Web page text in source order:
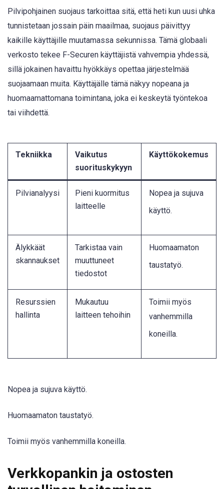
Pilvipohjainen suojaus tarkoittaa sitä, että heti kun uusi uhka
tunnistetaan jossain päin maailmaa, suojaus päivittyy
kaikille käyttäjille muutamassa sekunnissa. Tämä globaali
verkosto tekee F-Securen käyttäjistä vahvempia yhdessä,
sillä jokainen havaittu hyökkäys opettaa järjestelmää
suojaamaan muita. Käyttäjälle tämä näkyy nopeana ja
huomaamattomana toimintana, joka ei keskeytä työntekoa
tai viihdettä.
Tekniikka
Vaikutus
suorituskykyyn
Käyttökokemus
Pilvianalyysi
Pieni kuormitus
laitteelle
Nopea ja sujuva
käyttö.
Älykkäät
skannaukset
Tarkistaa vain
muuttuneet
tiedostot
Huomaamaton
taustatyö.
Resurssien
hallinta
Mukautuu
laitteen tehoihin
Toimii myös
vanhemmilla
koneilla.
Nopea ja sujuva käyttö.
Huomaamaton taustatyö.
Toimii myös vanhemmilla koneilla.
Verkkopankin ja ostosten